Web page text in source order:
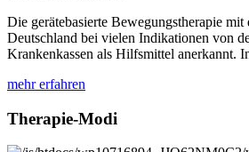
Die gerätebasierte Bewegungstherapie
Deutschland bei vielen Indikationen von
Krankenkassen als Hilfsmittel anerkannt.
mehr erfahren
Therapie-Modi